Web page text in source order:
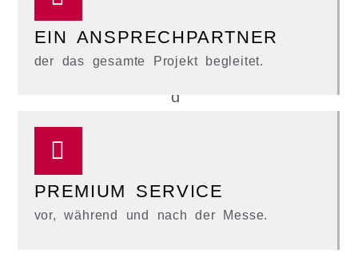
EIN ANSPRECHPARTNER
der das gesamte Projekt begleitet.
PREMIUM SERVICE
vor, während und nach der Messe.